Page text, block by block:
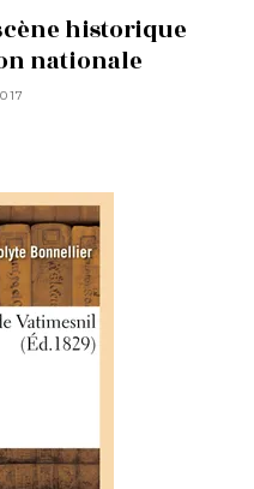
historique
nationale